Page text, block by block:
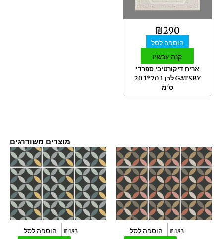
₪290
הוספה לסל
קנה עכשיו
אריח דיקורטיבי ספרדי
GATSBY לבן 20.1*20.1
ס"מ
מוצרים משודרגים
₪183 הוספה לסל ₪183 הוספה לסל